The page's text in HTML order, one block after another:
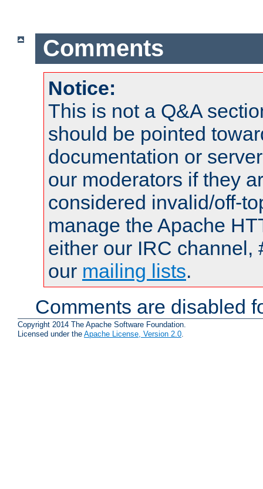
Comments
Notice:
This is not a Q&A
should be pointed
documentation or
our moderators if they
considered invalid/off-
manage the Apache
either our IRC channel,
our mailing lists.
Comments are disabled
Copyright 2014 The Apache Software Foundation.
Licensed under the Apache License, Version 2.0.